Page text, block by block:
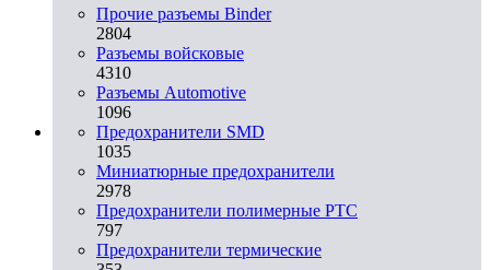
Прочие разъемы Binder
2804
Разъемы войсковые
4310
Разъeмы Automotive
1096
Предохранители SMD
1035
Миниатюрные предохранители
2978
Предохранители полимерные PTC
797
Предохранители термические